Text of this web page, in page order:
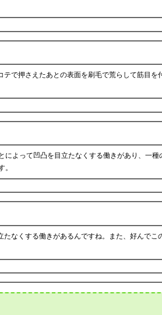
で押さえたあとの表面を刷毛で荒らして筋目を
によって凹凸を目立たなくする働きがあり、一
。
たなくする働きがあるんですね。また、好んでこ